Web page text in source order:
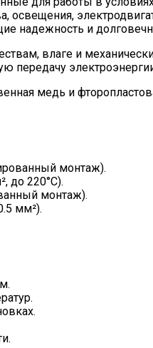
надежность и
влаге и
передачу
медь и
монтаж).
до 220°C).
монтаж).
мм²).